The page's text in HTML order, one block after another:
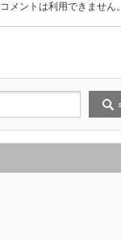
コメントは利用できません。